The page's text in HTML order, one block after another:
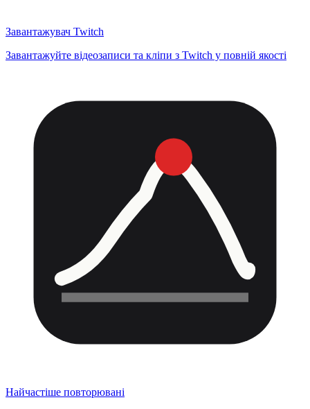
Завантажувач Twitch
Завантажуйте відеозаписи та кліпи з Twitch у повній якості
Найчастіше повторювані